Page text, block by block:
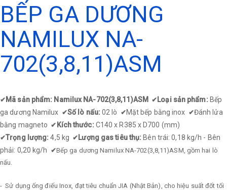
BẾP GA DƯƠNG
NAMILUX NA-
702(3,8,11)ASM
✔ Mã sản phẩm: Namilux NA-702(3,8,11)ASM ✔ Loại sản phẩm: Bếp
ga dương Namilux ✔Số lò nấu: 02 lò ✔ Mặt bếp bằng inox ✔Đánh lửa
bằng magneto ✔ Kích thước: C140 x R385 x D700 (mm)
✔Trọng lượng:4,5 kg ✔ Lượng gas tiêu thụ: Bên trái: 0,18 kg/h - Bên
phải: 0,20 kg/h ✔Bếp ga dương Namilux NA-702(3,8,11)ASM, gồm hai lò
nấu.
- Sử dụng ống điếu Inox, đạt tiêu chuẩn JIA (Nhật Bản), cho hiệu suất đốt tối